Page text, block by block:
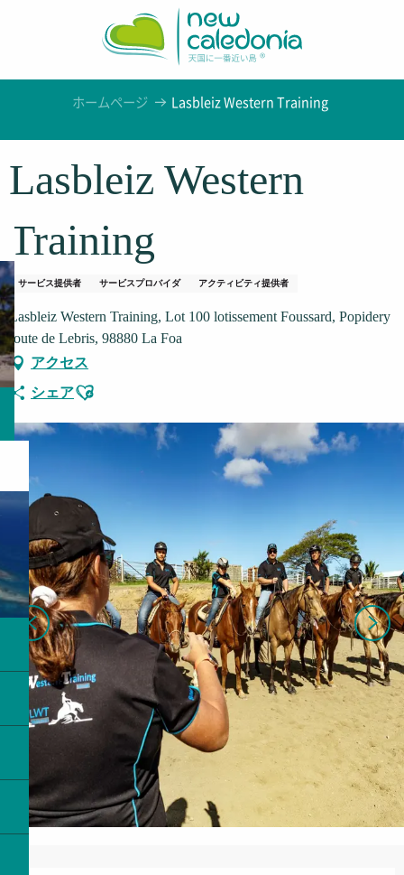
ホームページ Lasbleiz Western Training
Lasbleiz Western
Training
サービス提供者 サービスプロバイダ アクティビティ提供者
Lasbleiz Western Training, Lot 100 lotissement Foussard, Popidery
route de Lebris, 98880 La Foa
アクセス
シェアAjouter aux favoris